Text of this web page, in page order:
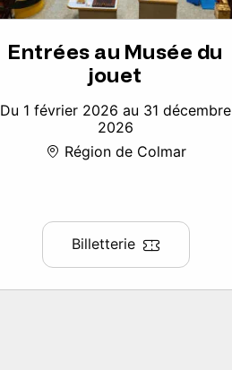
Entrées au Musée du
jouet
Du 1 février 2026 au 31 décembre
2026
Région de Colmar
Billetterie